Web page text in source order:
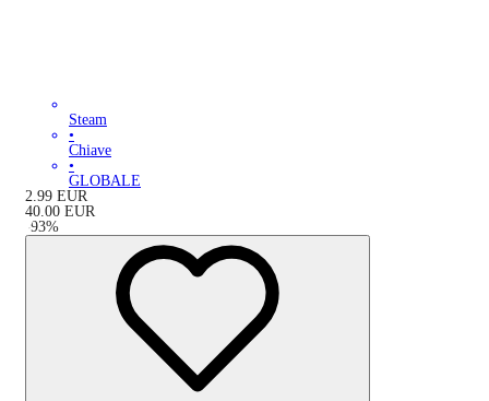
Steam
•
Chiave
•
GLOBALE
2.99 EUR
40.00 EUR
-93%